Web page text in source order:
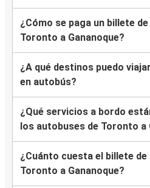
¿Cómo se paga un billete
Toronto a Gananoque?
¿A qué destinos puedo
en autobús?
¿Qué servicios a bordo
los autobuses de Toronto a
¿Cuánto cuesta el billete de
Toronto a Gananoque?